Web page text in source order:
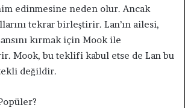
edinmesine neden olur. Ancak
tekrar birleştirir. Lan’ın ailesi,
kırmak için Mook ile
Mook, bu teklifi kabul etse de Lan bu
değildir.